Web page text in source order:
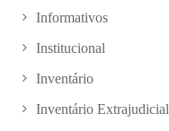
Informativos
Institucional
Inventário
Inventário Extrajudicial